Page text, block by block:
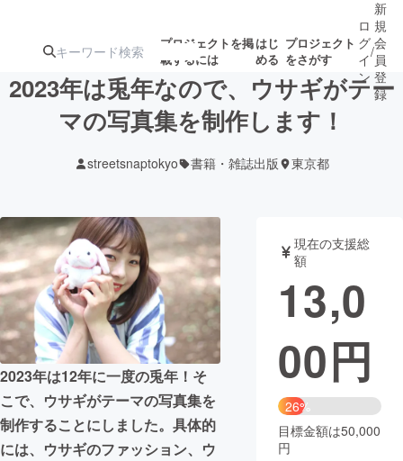
プロジェクトを掲
載するには
はじ
める
プロジェクト
をさがす
ターン
注目の新着プロ
ジェクト
募集終了が近いプ
ロジェクト
されます
アート・写真 音楽
テクノロジー・ガジェット ゲーム・
映像・映画 書籍・雑誌
ビジネス・起業 チャレンジ
まちづくり・地域活性化
ロ
グ
イ
ン
/
新
規
会
員
登
録
2023年は兎年なので、ウサギがテー
マの写真集を制作します！
streetsnaptokyo 書籍・雑誌出版 東京都
2023年は12年に一度の兎年！そ
こで、ウサギがテーマの写真集を
制作することにしました。具体的
には、ウサギのファッション、ウ
現在の支援総
額
13,0
00円
26%
目標金額は50,000
円